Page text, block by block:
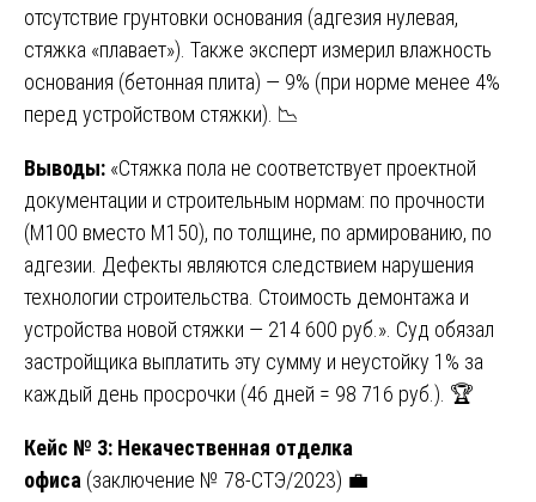
отсутствие грунтовки основания (адгезия нулевая,
стяжка «плавает»). Также эксперт измерил влажность
основания (бетонная плита) — 9% (при норме менее 4%
перед устройством стяжки). 📉
Выводы: «Стяжка пола не соответствует проектной
документации и строительным нормам: по прочности
(М100 вместо М150), по толщине, по армированию, по
адгезии. Дефекты являются следствием нарушения
технологии строительства. Стоимость демонтажа и
устройства новой стяжки — 214 600 руб.». Суд обязал
застройщика выплатить эту сумму и неустойку 1% за
каждый день просрочки (46 дней = 98 716 руб.). 🏆
Кейс № 3: Некачественная отделка
офиса (заключение № 78-СТЭ/2023) 💼